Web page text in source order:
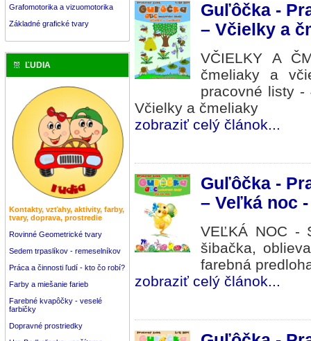
Grafomotorika a vizuomotorika
Základné grafické tvary
ĽUDIA
Kontakty, vzťahy, aktivity, farby,
tvary, doprava, prostredie
Rovinné Geometrické tvary
Sedem trpaslíkov - remeselníkov
Práca a činnosti ľudí - kto čo robí?
Farby a miešanie farieb
Farebné kvapôčky - veselé
farbičky
Dopravné prostriedky
Guľôčka -
– Včielky a
VČIELKY A
čmeliaky a
pracovné listy -
Včielky a čmeliaky
zobraziť celý článok...
Guľôčka -
– Veľká noc
VEĽKÁ NOC -
šibačka,
farebná
zobraziť celý článok...